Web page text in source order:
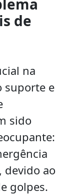
de
na
suporte e
sido
devido ao
golpes.